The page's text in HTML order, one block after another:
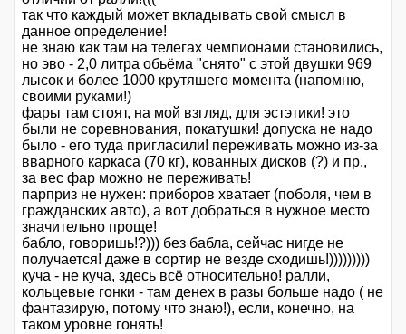
так что каждый может вкладывать свой смысл в
данное определение!
не знаю как там на телегах чемпионами становились,
но эво - 2,0 литра обьёма "снято" с этой двушки 969
лысок и более 1000 крутяшего момента (напомню,
своими руками!)
фары там стоят, на мой взгляд, для эстэтики! это
были не соревнования, покатушки! допуска не надо
было - его туда пригласили! переживать можно из-за
вварного каркаса (70 кг), кованных дисков (?) и пр.,
за вес фар можно не переживать!
парприз не нужен: приборов хватает (поболя, чем в
гражданских авто), а вот добраться в нужное место
значительно проще!
бабло, говоришь!?))) без бабла, сейчас нигде не
получается! даже в сортир не везде сходишь!)))))))))
куча - не куча, здесь всё относительно! ралли,
кольцевые гонки - там денех в разы больше надо ( не
фантазирую, потому что знаю!), если, конечно, на
таком уровне гонять!